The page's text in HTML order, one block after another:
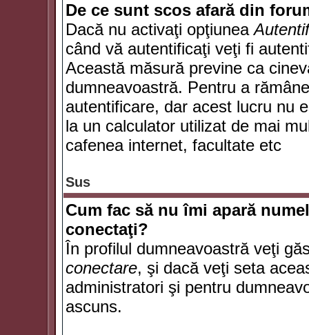
De ce sunt scos afară din
Dacă nu activaţi opţiunea
când vă autentificaţi veţi fi
Această măsură previne ca
dumneavoastră. Pentru a
autentificare, dar acest lucru nu
la un calculator utilizat de mai
cafenea internet, facultate etc
Sus
Cum fac să nu îmi apară
conectaţi?
În profilul dumneavoastră veţi
conectare, şi dacă veţi seta
administratori şi pentru
ascuns.